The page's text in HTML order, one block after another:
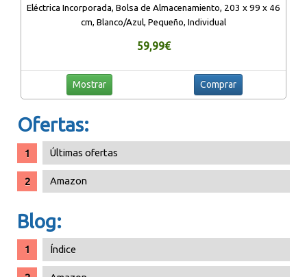
Eléctrica Incorporada, Bolsa de Almacenamiento, 203 x 99 x 46
cm, Blanco/Azul, Pequeño, Individual
59,99€
Mostrar Comprar
Ofertas:
Últimas ofertas
Amazon
Blog:
Índice